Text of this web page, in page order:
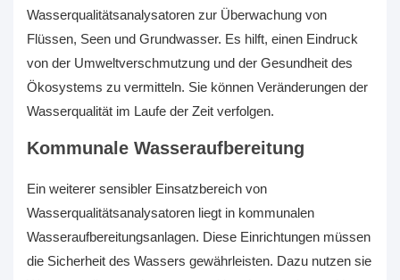
Wasserqualitätsanalysatoren zur Überwachung von
Flüssen, Seen und Grundwasser. Es hilft, einen Eindruck
von der Umweltverschmutzung und der Gesundheit des
Ökosystems zu vermitteln. Sie können Veränderungen der
Wasserqualität im Laufe der Zeit verfolgen.
Kommunale Wasseraufbereitung
Ein weiterer sensibler Einsatzbereich von
Wasserqualitätsanalysatoren liegt in kommunalen
Wasseraufbereitungsanlagen. Diese Einrichtungen müssen
die Sicherheit des Wassers gewährleisten. Dazu nutzen sie